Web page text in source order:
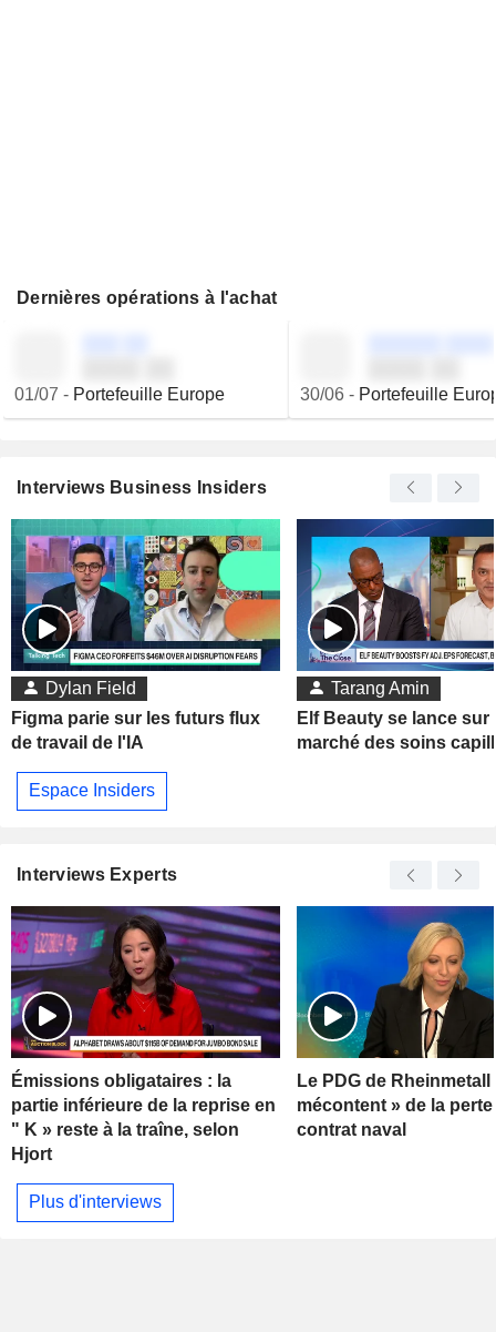
Dernières opérations à l'achat
01/07 - Portefeuille Europe 30/06- Portefeuille
Interviews Business Insiders
Dylan Field
Figma parie sur les futurs flux
de travail de l'IA
Tarang Amin
Elf Beauty se lance sur
marché des soins
Espace Insiders
Interviews Experts
Émissions obligataires : la
partie inférieure de la reprise en
" K » reste à la traîne, selon
Hjort
Le PDG de
mécontent » de la
contrat naval
Plus d'interviews